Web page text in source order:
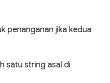
penanganan jika kedua
satu string asal di